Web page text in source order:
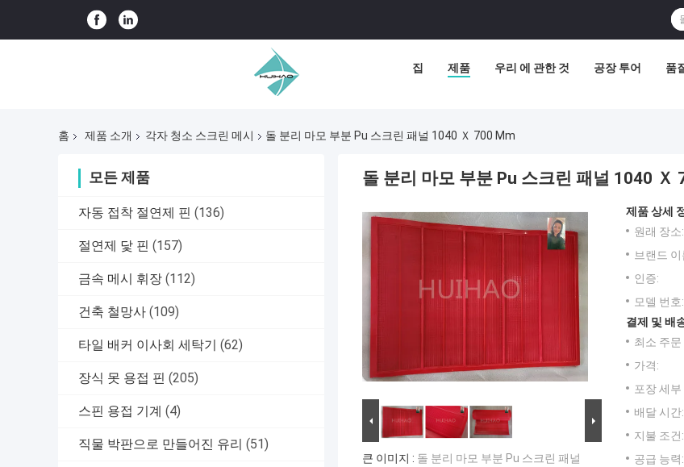
집 제품 우리 에 관한 것 공장 투어 품
홈 제품 소개 각자 청소 스크린 메시 돌 분리 마모 부분 Pu 스크린 패널 1040 Ｘ 700 Mm
모든 제품
자동 접착 절연제 핀 (136)
절연제 닻 핀 (157)
금속 메시 휘장 (112)
건축 철망사 (109)
타일 배커 이사회 세탁기 (62)
장식 못 용접 핀 (205)
스핀 용접 기계 (4)
직물 박판으로 만들어진 유리 (51)
돌 분리 마모 부분 Pu 스크린 패널 1040 Ｘ
큰 이미지 : 돌 분리 마모 부분 Pu 스크린 패널
제품 상세
원래 장소:
브랜드 이
인증:
모델 번호:
결제 및 배
최소 주문
가격:
포장 세부
배달 시간:
지불 조건:
공급 능력: